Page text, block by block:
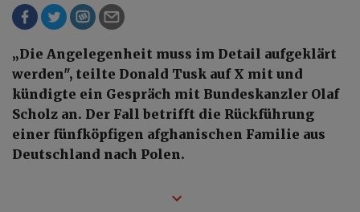
„Die Angelegenheit muss im Detail aufgeklärt
werden", teilte Donald Tusk auf X mit und
kündigte ein Gespräch mit Bundeskanzler Olaf
Scholz an. Der Fall betrifft die Rückführung
einer fünfköpfigen afghanischen Familie aus
Deutschland nach Polen.